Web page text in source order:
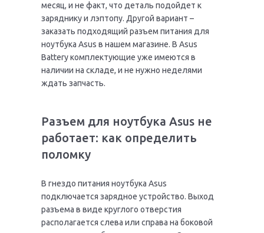
месяц, и не факт, что деталь подойдет к
заряднику и лэптопу. Другой вариант –
заказать подходящий разъем питания для
ноутбука Asus в нашем магазине. В Asus
Battery комплектующие уже имеются в
наличии на складе, и не нужно неделями
ждать запчасть.
Разъем для ноутбука Asus не
работает: как определить
поломку
В гнездо питания ноутбука Asus
подключается зарядное устройство. Выход
разъема в виде круглого отверстия
располагается слева или справа на боковой